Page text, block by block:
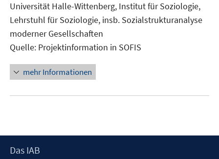
Universität Halle-Wittenberg, Institut für Soziologie,
Lehrstuhl für Soziologie, insb. Sozialstrukturanalyse
moderner Gesellschaften
Quelle: Projektinformation in SOFIS
mehr Informationen
Footer
Das IAB